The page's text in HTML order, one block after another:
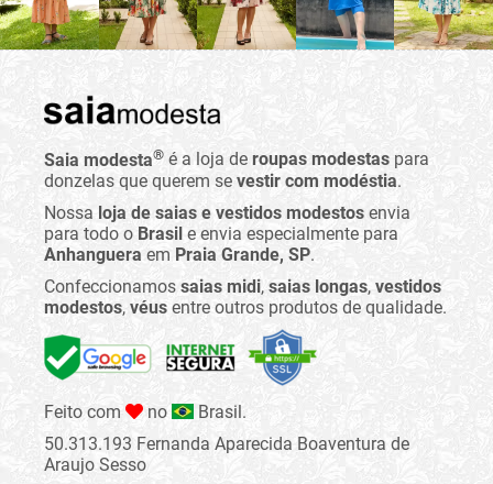
Saia modesta® é a loja de roupas modestas para
donzelas que querem se vestir com modéstia.
Nossa loja de saias e vestidos modestos envia
para todo o Brasil e envia especialmente para
Anhanguera em Praia Grande, SP.
Confeccionamos saias midi, saias longas, vestidos
modestos, véus entre outros produtos de qualidade.
Feito com no
Brasil.
50.313.193 Fernanda Aparecida Boaventura de
Araujo Sesso